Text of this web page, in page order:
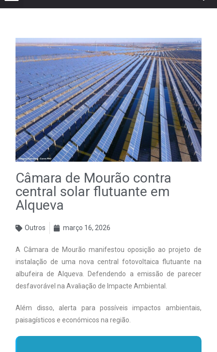
Câmara de Mourão contra
central solar flutuante em
Alqueva
Outros março 16, 2026
A Câmara de Mourão manifestou oposição ao projeto de
instalação de uma nova central fotovoltaica flutuante na
albufeira de Alqueva. Defendendo a emissão de parecer
desfavorável na Avaliação de Impacte Ambiental.
Além disso, alerta para possíveis impactos ambientais,
paisagísticos e económicos na região.